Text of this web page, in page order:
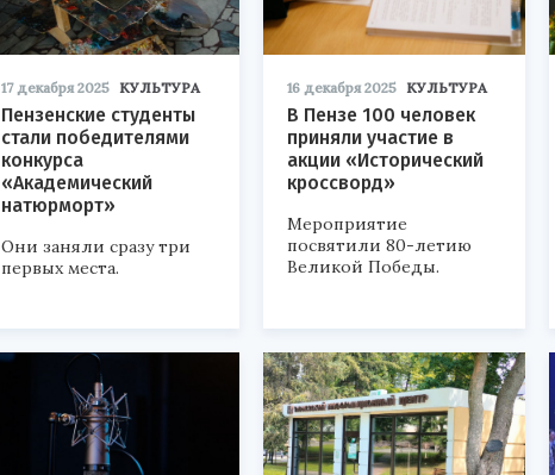
17 декабря 2025 КУЛЬТУРА
Пензенские студенты
стали победителями
конкурса
«Академический
натюрморт»
Они заняли сразу три
первых места.
16 декабря 2025 КУЛЬТУРА
В Пензе 100 человек
приняли участие в
акции «Исторический
кроссворд»
Мероприятие
посвятили 80-летию
Великой Победы.